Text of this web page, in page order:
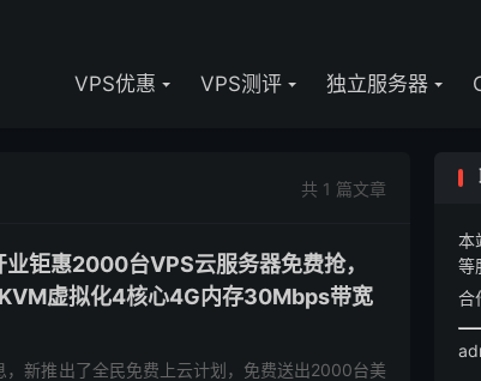
VPS优惠 VPS测评 独立服务器
共 1 篇文章
钜惠2000台VPS云服务器免费抢，
虚拟化4核心4G内存30Mbps带宽
，新推出了全民免费上云计划，免费送出2000台美
本
等
合